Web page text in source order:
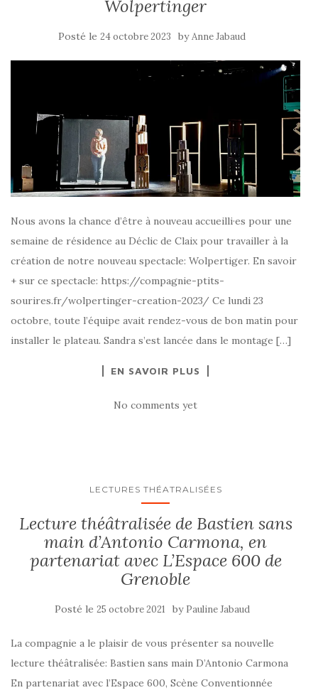
Wolpertinger
Posté le 24 octobre 2023 byAnne Jabaud
Nous avons la chance d’être à nouveau accueilli·es pour une
semaine de résidence au Déclic de Claix pour travailler à la
création de notre nouveau spectacle: Wolpertiger. En savoir
+ sur ce spectacle: https://compagnie-ptits-
sourires.fr/wolpertinger-creation-2023/ Ce lundi 23
octobre, toute l’équipe avait rendez-vous de bon matin pour
installer le plateau. Sandra s’est lancée dans le montage […]
EN SAVOIR PLUS
No comments yet
LECTURES THÉATRALISÉES
Lecture théâtralisée de Bastien sans
main d’Antonio Carmona, en
partenariat avec L’Espace 600 de
Grenoble
Posté le 25 octobre 2021 by Pauline Jabaud
La compagnie a le plaisir de vous présenter sa nouvelle
lecture théâtralisée: Bastien sans main D’Antonio Carmona
En partenariat avec l’Espace 600, Scène Conventionnée